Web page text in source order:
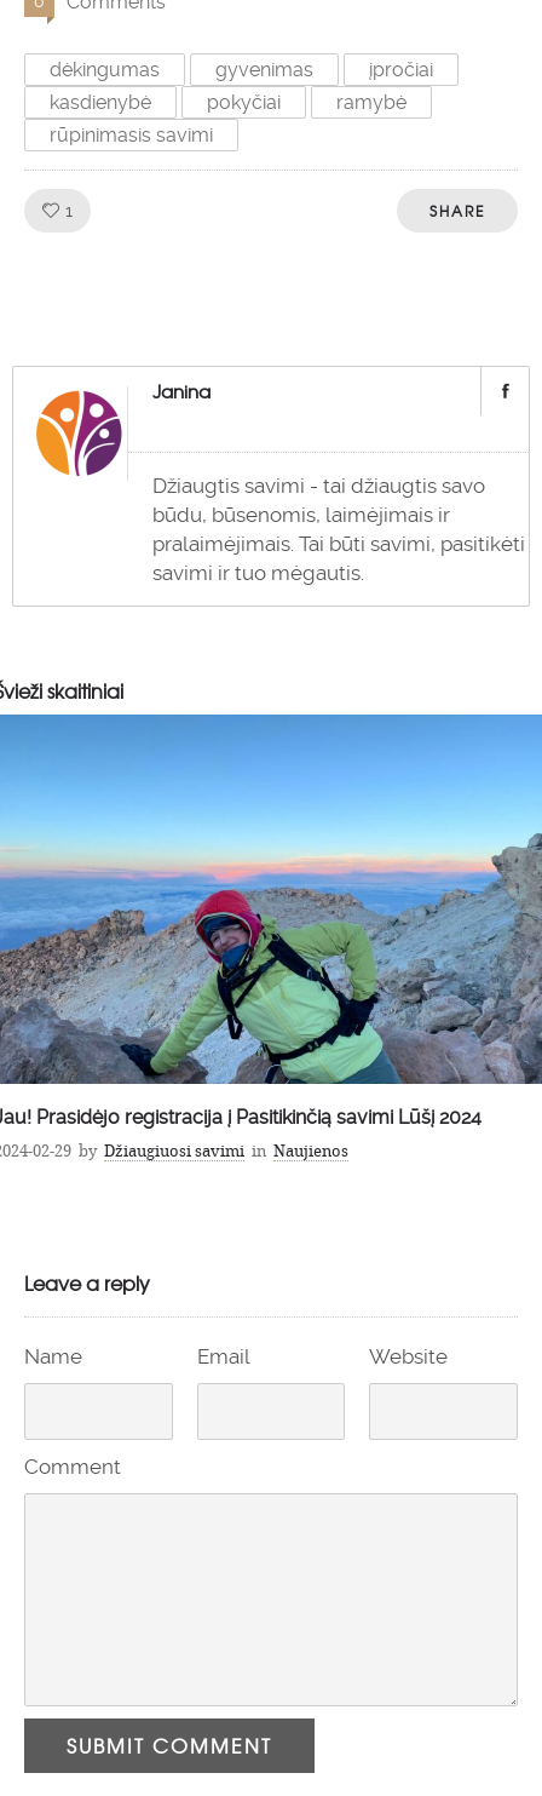
dėkingumas gyvenimas
įpročiai
kasdienybė
pokyčiai
ramybė
rūpinimasis savimi
1 SHARE
Janina
Džiaugtis savimi - tai džiaugtis savo
būdu, būsenomis, laimėjimais ir
pralaimėjimais. Tai būti savimi, pasitikėti
savimi ir tuo mėgautis.
skaitiniai
0 0
Prasidėjo registracija į Pasitikinčią savimi Lūšį 2024
02-29 by Džiaugiuosi savimi in Naujienos
Leave a reply
Name Email Website
Comment
SUBMIT COMMENT